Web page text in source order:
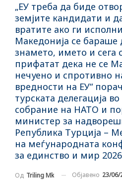
„ЕУ треба да биде
земјите кандидати и
вратите ако ги
Македонија се
знамето, името и сега
прифатат дека не се
нечуено и спротивно
вредности на ЕУ“
турската делегација
собрание на НАТО и
министер за
Република Турција –
на меѓународната
за единство и мир
Од Triling Mk Објавено 23/06/